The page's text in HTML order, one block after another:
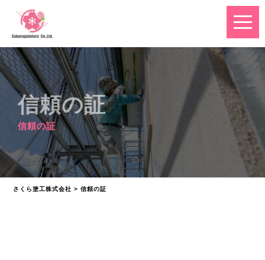
信頼の証
信頼の証
さくら塗工株式会社 >信頼の証